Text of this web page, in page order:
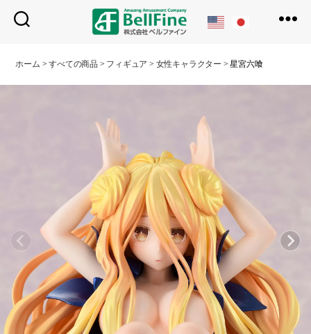
フ
イ
ホーム >すべての商品 > フィギュア > 女性キャラクター >星宮六喰